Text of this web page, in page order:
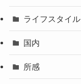
ライフスタイル
国内
所感